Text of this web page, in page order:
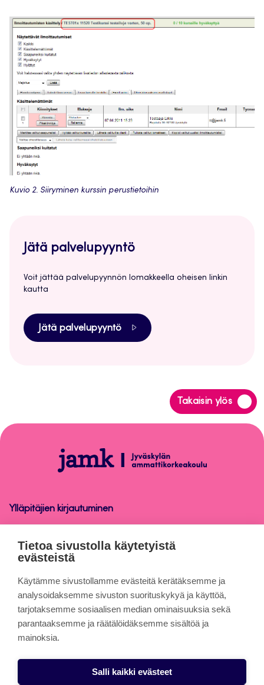
Kuvio 2. Siiryminen kurssin perustietoihin
Jätä palvelupyyntö
Voit jättää palvelupyynnön lomakkeella oheisen linkin
kautta
Jätä palvelupyyntö
Takaisin ylös
Siirry
takaisin
Lyhytkurssi
Ylläpitäjien kirjautuminen
Lyhytkurssi
Tietoa sivuista
Evästeet
Saavutettavuusseloste
Tietosuojaseloste
Alasottoilmoitus
Tietoa sivustolla käytetyistä
evästeistä
Käytämme sivustollamme evästeitä kerätäksemme ja
analysoidaksemme sivuston suorituskykyä ja käyttöä,
tarjotaksemme sosiaalisen median ominaisuuksia sekä
parantaaksemme ja räätälöidäksemme sisältöä ja
mainoksia.
Salli kaikki evästeet